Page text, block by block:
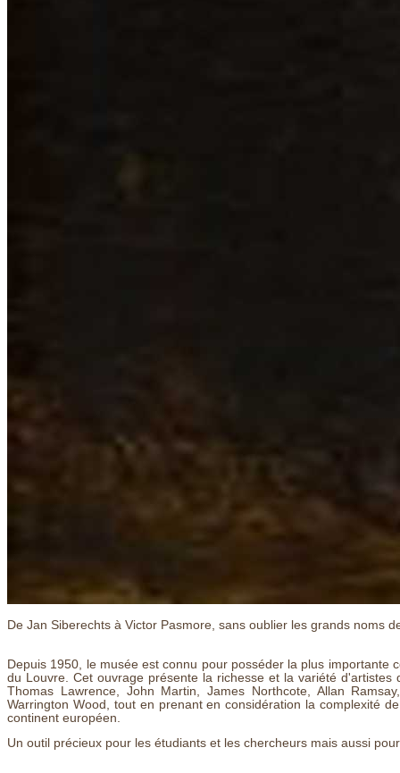
De Jan Siberechts à Victor Pasmore, sans oublier les grands noms
Depuis 1950, le musée est connu pour posséder la plus
du Louvre. Cet ouvrage présente la richesse et la variété
Thomas Lawrence, John Martin, James Northcote, Allan
Warrington Wood, tout en prenant en considération la complexité
continent européen.
Un outil précieux pour les étudiants et les chercheurs mais aussi